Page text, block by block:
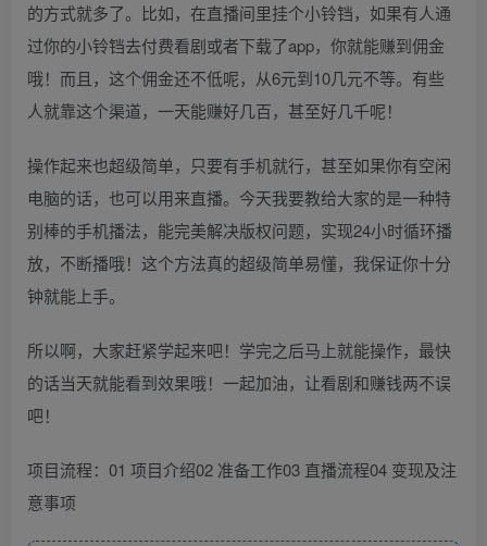
的方式就多了。比如，在直播间里挂个小铃铛，如果有人通
过你的小铃铛去付费看剧或者下载了app，你就能赚到佣金
哦！而且，这个佣金还不低呢，从6元到10几元不等。有些
人就靠这个渠道，一天能赚好几百，甚至好几千呢！
操作起来也超级简单，只要有手机就行，甚至如果你有空闲
电脑的话，也可以用来直播。今天我要教给大家的是一种特
别棒的手机播法，能完美解决版权问题，实现24小时循环播
放，不断播哦！这个方法真的超级简单易懂，我保证你十分
钟就能上手。
所以啊，大家赶紧学起来吧！学完之后马上就能操作，最快
的话当天就能看到效果哦！一起加油，让看剧和赚钱两不误
吧！
项目流程：01 项目介绍02 准备工作03 直播流程04 变现及注
意事项